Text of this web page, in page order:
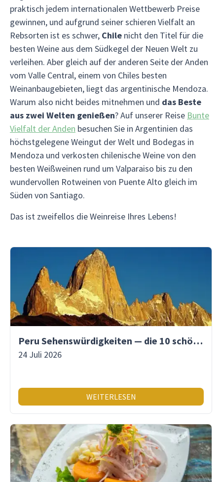
praktisch jedem internationalen Wettbewerb Preise
gewinnen, und aufgrund seiner schieren Vielfalt an
Rebsorten ist es schwer, Chile nicht den Titel für die
besten Weine aus dem Südkegel der Neuen Welt zu
verleihen. Aber gleich auf der anderen Seite der Anden
vom Valle Central, einem von Chiles besten
Weinanbaugebieten, liegt das argentinische Mendoza.
Warum also nicht beides mitnehmen und das Beste
aus zwei Welten genießen? Auf unserer Reise Bunte
Vielfalt der Anden besuchen Sie in Argentinien das
höchstgelegene Weingut der Welt und Bodegas in
Mendoza und verkosten chilenische Weine von den
besten Weißweinen rund um Valparaiso bis zu den
wundervollen Rotweinen von Puente Alto gleich im
Süden von Santiago.
Das ist zweifellos die Weinreise Ihres Lebens!
Peru Sehenswürdigkeiten — die 10 schönsten Orte
24 Juli 2026
WEITERLESEN